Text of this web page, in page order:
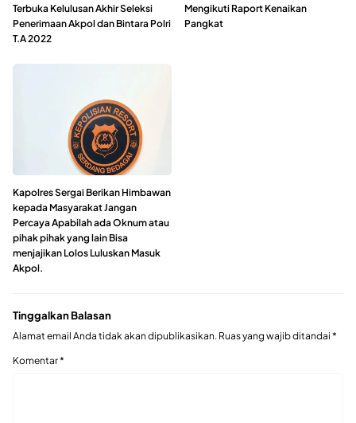
Terbuka Kelulusan Akhir Seleksi
Penerimaan Akpol dan Bintara Polri
T.A 2022
Mengikuti Raport Kenaikan
Pangkat
Kapolres Sergai Berikan Himbawan
kepada Masyarakat Jangan
Percaya Apabilah ada Oknum atau
pihak pihak yang lain Bisa
menjajikan Lolos Luluskan Masuk
Akpol.
Tinggalkan Balasan
Alamat email Anda tidak akan dipublikasikan. Ruas yang wajib ditandai *
Komentar*